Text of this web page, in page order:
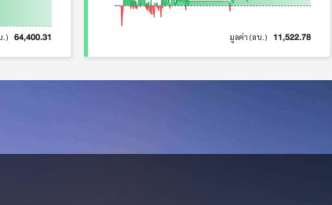
.) 64,400.31 มูลค่า (ลบ.) 11,522.78